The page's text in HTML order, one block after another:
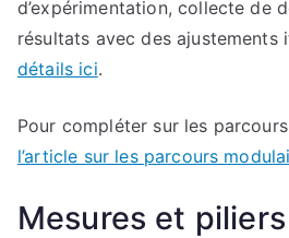
d’expérimentation, collecte de
résultats avec des ajustements
détails ici.
Pour compléter sur les
l’article sur les parcours
Mesures et piliers